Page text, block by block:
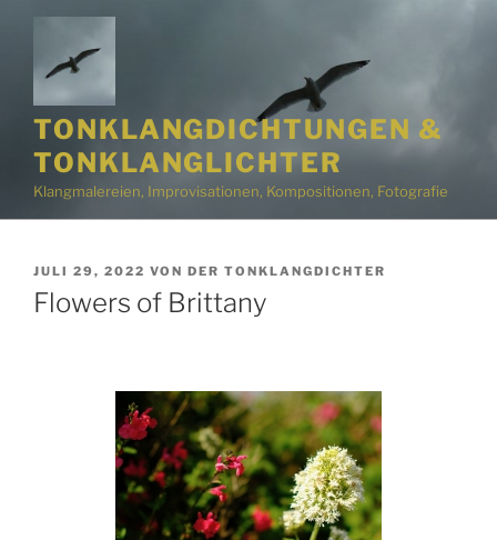
springen
TONKLANGDICHTUNGEN &
TONKLANGLICHTER
Klangmalereien, Improvisationen, Kompositionen, Fotografie
VERÖFFENTLICHT
AM
JULI 29, 2022 VON DER TONKLANGDICHTER
Flowers of Brittany